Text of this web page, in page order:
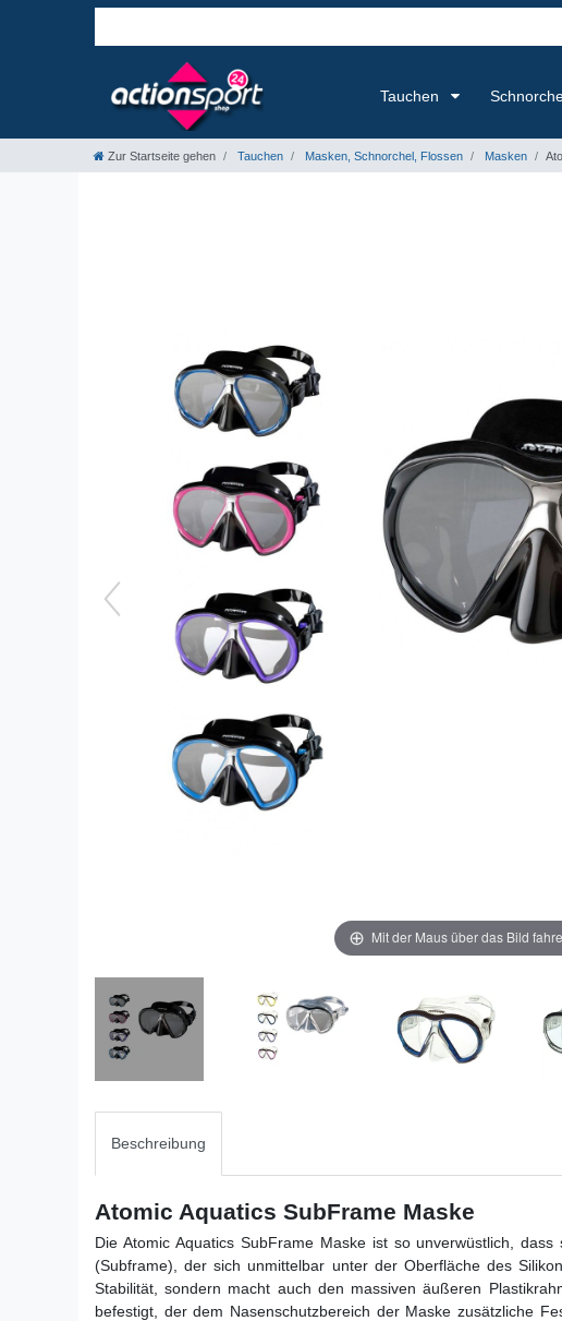
Tauchen
Zur Startseite gehen Tauchen Masken, Schnorchel, Flossen Masken
Mit der Maus über das Bild
Beschreibung
Atomic Aquatics SubFrame Maske
Die Atomic Aquatics SubFrame Maske ist so unverwüstlich,
(Subframe), der sich unmittelbar unter der Oberfläche des
Stabilität, sondern macht auch den massiven äußeren
befestigt, der dem Nasenschutzbereich der Maske zusätzliche